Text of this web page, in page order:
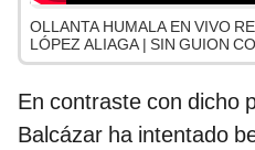
OLLANTA HUMALA EN VIVO
LÓPEZ ALIAGA | SIN GUION
En contraste con dicho
Balcázar ha intentado